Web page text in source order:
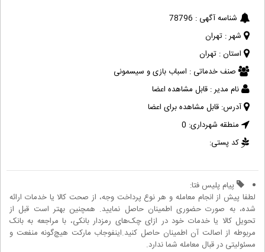
شناسه آگهی : 78796
شهر : تهران
استان : تهران
صنف خدماتی : اسباب بازی و سیسمونی
نام مدیر : قابل مشاهده اعضا
آدرس: قابل مشاهده برای اعضا
منطقه شهرداری: 0
کد پستی:
پیام پلیس فتا:
لطفا پیش از انجام معامله و هر نوع پرداخت وجه، از صحت کالا یا خدمات ارائه
شده، به صورت حضوری اطمینان حاصل نمایید. همچنین بهتر است قبل از
تحویل کالا یا خدمات خود در ازای چک‌های رمزدار بانکی، با مراجعه به بانک
مربوطه از اصالت آن اطمینان حاصل کنید.اینفوجاب مارکت هیچ‌گونه منفعت و
مسئولیتی در قبال معامله شما ندارد.